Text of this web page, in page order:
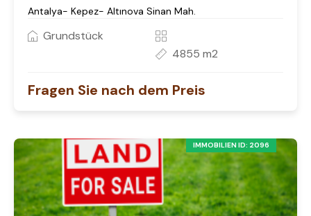
Antalya- Kepez- Altınova Sinan Mah.
Grundstück
4855 m2
Fragen Sie nach dem Preis
IMMOBILIEN ID: 2096